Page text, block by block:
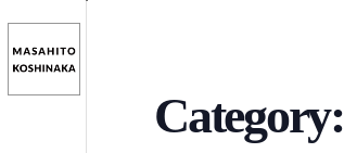
Category: